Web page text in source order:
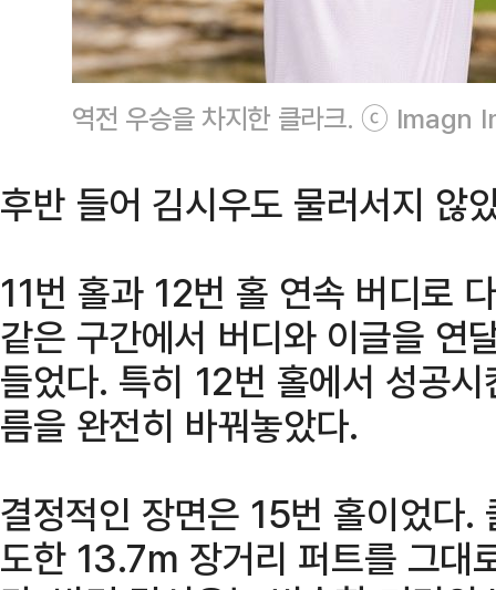
역전 우승을 차지한 클라크. ⓒ Imagn
후반 들어 김시우도 물러서지 않
11번 홀과 12번 홀 연속 버디로
같은 구간에서 버디와 이글을 연
들었다. 특히 12번 홀에서 성공
름을 완전히 바꿔놓았다.
결정적인 장면은 15번 홀이었다.
도한 13.7m 장거리 퍼트를 그대